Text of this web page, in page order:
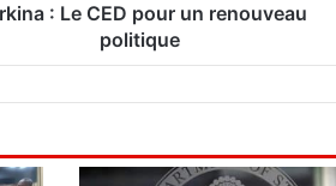
: Le CED pour un renouveau
politique